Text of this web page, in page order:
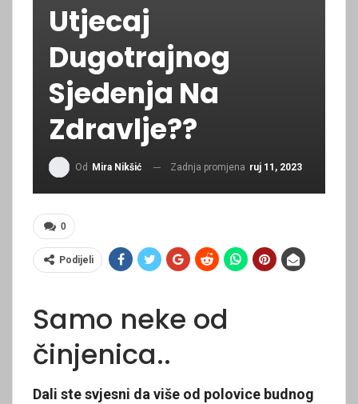
Utjecaj
Dugotrajnog
Sjedenja Na
Zdravlje??
Od Mira Nikšić Zadnja promjena ruj 11, 2023
0
Podijeli
Samo neke od
činjenica..
Dali ste svjesni da više od polovice budnog